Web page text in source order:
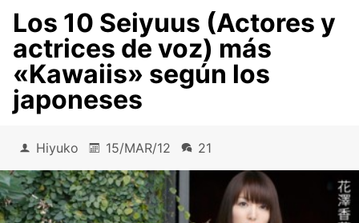
Los 10 Seiyuus (Actores y
actrices de voz) más
«Kawaiis» según los
japoneses
Hiyuko 15/MAR/12 21